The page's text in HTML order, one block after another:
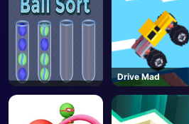
Drive Mad